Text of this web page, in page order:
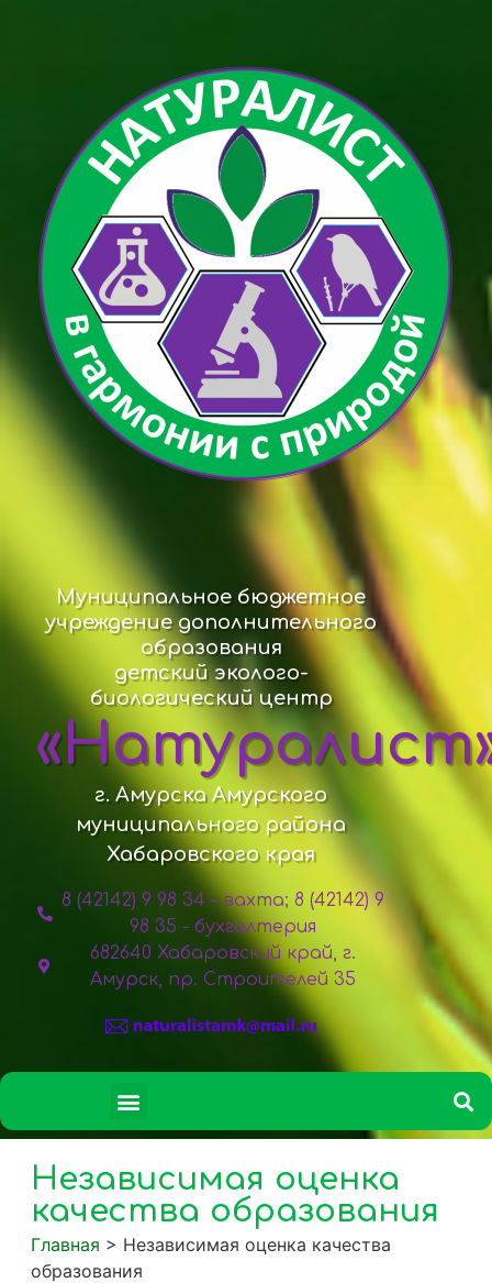
Муниципальное бюджетное
учреждение дополнительного
образования
детский эколого-
биологический центр
г. Амурска Амурского
муниципального района
Хабаровского края
8 (42142) 9 98 34 – вахта; 8 (42142) 9
98 35 - бухгалтерия
682640 Хабаровский край, г.
Амурск, пр. Строителей 35
Независимая оценка
качества образования
Главная > Независимая оценка качества
образования